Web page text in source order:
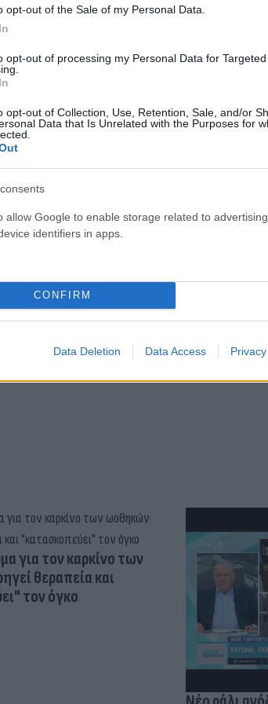
opt-out of the Sale of my Personal Data.
opt-out of processing my Personal Data for Targeted
opt-out of Collection, Use, Retention, Sale, and/or
Data that Is Unrelated with the Purposes for
allow Google to enable storage related to
identifiers in apps.
CONFIRM
Data Deletion Data Access
Βία και
για Κωνσταντέλια
ελεύθερος
για την
για τον καρκίνο των
θεραπεία και
τον όγκο